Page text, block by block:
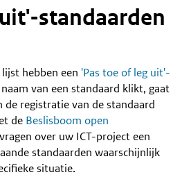
standaarden
hebben een 'Pas toe of leg uit'-
van een standaard klikt, gaat
de registratie van de standaard
de Beslisboom open
over uw ICT-project een
standaarden waarschijnlijk
situatie.